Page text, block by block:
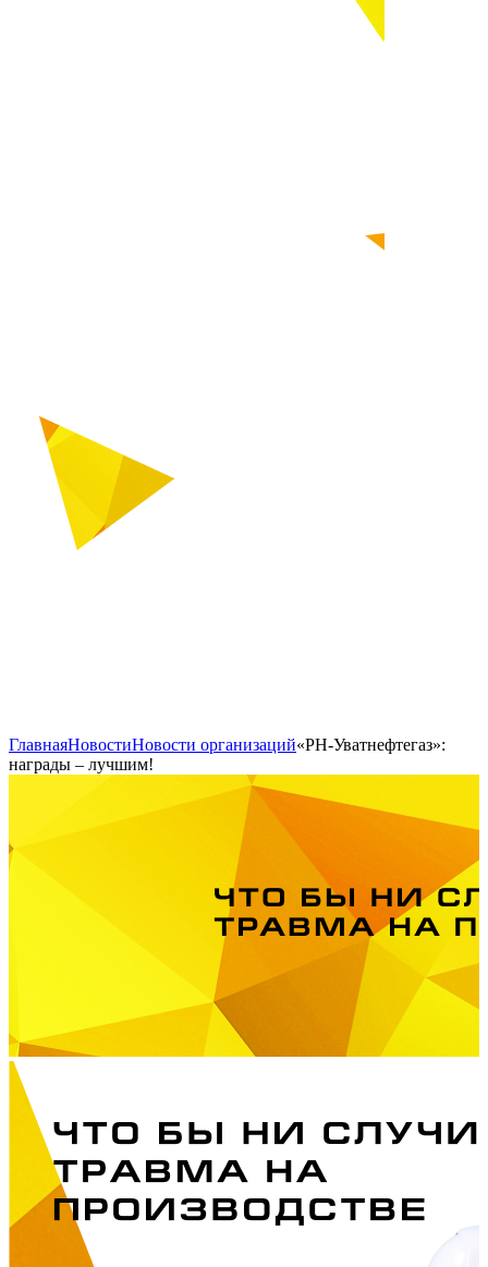
ГлавнаяНовостиНовости организаций«РН-Уватнефтегаз»:
награды – лучшим!